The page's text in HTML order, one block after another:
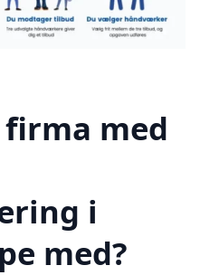
med
i
med?